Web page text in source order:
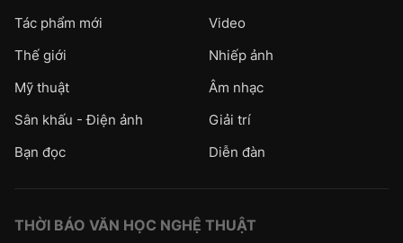
Tác phẩm mới
Video
Thế giới
Nhiếp ảnh
Mỹ thuật
Âm nhạc
Sân khấu - Điện ảnh
Giải trí
Bạn đọc
Diễn đàn
THỜI BÁO VĂN HỌC NGHỆ THUẬT